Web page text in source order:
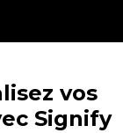
vos
Signify